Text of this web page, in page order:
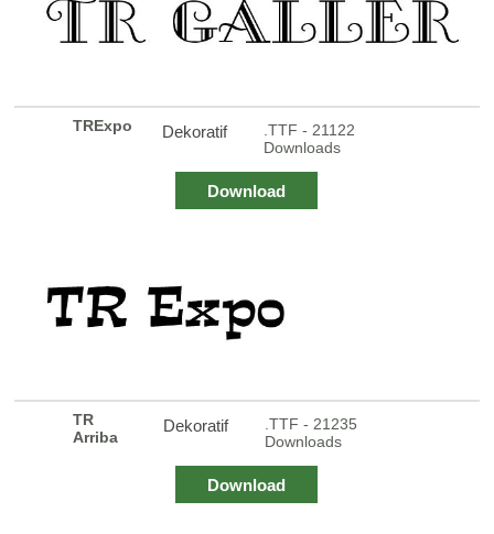
TRExpo Dekoratif
.TTF - 21122
Downloads
Download
TR
Arriba
Dekoratif
.TTF - 21235
Downloads
Download